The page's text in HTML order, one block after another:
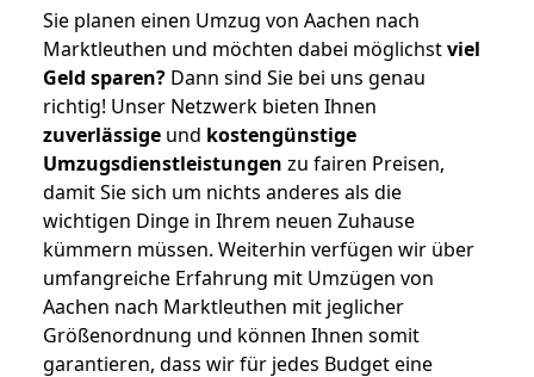
Sie planen einen Umzug von Aachen nach
Marktleuthen und möchten dabei möglichstviel
Geld sparen? Dann sind Sie bei uns genau
richtig! Unser Netzwerk bieten Ihnen
zuverlässige und kostengünstige
Umzugsdienstleistungen zu fairen Preisen,
damit Sie sich um nichts anderes als die
wichtigen Dinge in Ihrem neuen Zuhause
kümmern müssen. Weiterhin verfügen wir über
umfangreiche Erfahrung mit Umzügen von
Aachen nach Marktleuthen mit jeglicher
Größenordnung und können Ihnen somit
garantieren, dass wir für jedes Budget eine